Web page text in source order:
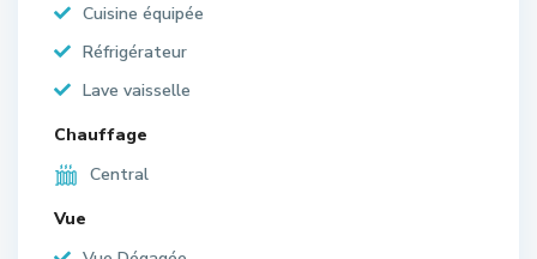
Cuisine équipée
Réfrigérateur
Lave vaisselle
Chauffage
Central
Vue